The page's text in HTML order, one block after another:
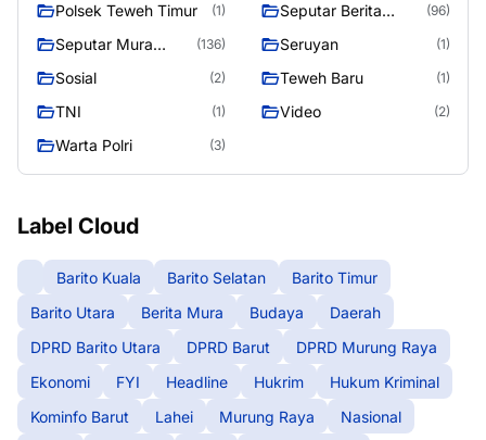
Polsek Teweh Timur (1)
Seputar Berita
(96)
Seputar Mura
(136) Seruyan (1)
Sosial (2) Teweh Baru (1)
TNI (1) Video (2)
Warta Polri (3)
Label Cloud
Barito Kuala Barito Selatan
Barito Timur
Barito Utara
Berita Mura Budaya
Daerah
DPRD Barito Utara
DPRD Barut
DPRD Murung Raya
Ekonomi
FYI Headline Hukrim
Hukum Kriminal
Kominfo Barut
Lahei Murung Raya
Nasional